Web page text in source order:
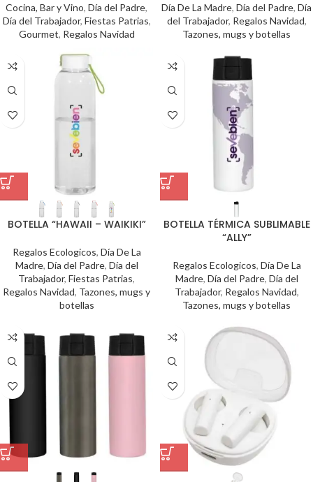
Cocina, Bar y Vino, Día del Padre,
Día del Trabajador, Fiestas Patrias,
Gourmet, Regalos Navidad
Día De La Madre, Día del Padre, Día
del Trabajador, Regalos Navidad,
Tazones, mugs y botellas
BOTELLA “HAWAII – WAIKIKI”
Regalos Ecologicos, Día De La
Madre, Día del Padre, Día del
Trabajador, Fiestas Patrias,
Regalos Navidad, Tazones, mugs y
botellas
BOTELLA TÉRMICA SUBLIMABLE
“ALLY”
Regalos Ecologicos, Día De La
Madre, Día del Padre, Día del
Trabajador, Regalos Navidad,
Tazones, mugs y botellas